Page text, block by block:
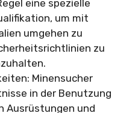
eine spezielle
um mit
umgehen zu
zu
Minensucher
in der Benutzung
Ausrüstungen und